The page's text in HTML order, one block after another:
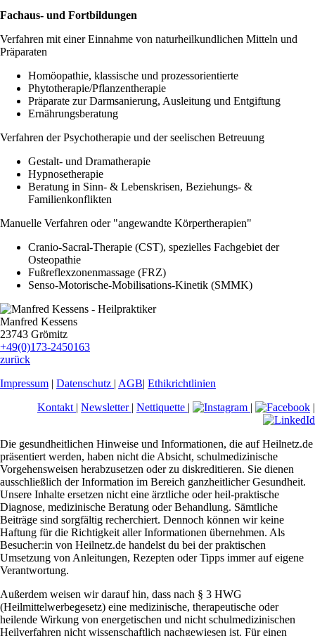
Fachaus- und Fortbildungen
Verfahren mit einer Einnahme von naturheilkundlichen Mitteln und
Präparaten
Homöopathie, klassische und prozessorientierte
Phytotherapie/Pflanzentherapie
Präparate zur Darmsanierung, Ausleitung und Entgiftung
Ernährungsberatung
Verfahren der Psychotherapie und der seelischen Betreuung
Gestalt- und Dramatherapie
Hypnosetherapie
Beratung in Sinn- & Lebenskrisen, Beziehungs- &
Familienkonflikten
Manuelle Verfahren oder "angewandte Körpertherapien"
Cranio-Sacral-Therapie (CST), spezielles Fachgebiet der
Osteopathie
Fußreflexzonenmassage (FRZ)
Senso-Motorische-Mobilisations-Kinetik (SMMK)
Manfred Kessens
23743 Grömitz
+49(0)173-2450163
zurück
Impressum | Datenschutz | AGB| Ethikrichtlinien
Kontakt | Newsletter | Nettiquette | | |
Die gesundheitlichen Hinweise und Informationen, die auf Heilnetz.de
präsentiert werden, haben nicht die Absicht, schulmedizinische
Vorgehensweisen herabzusetzen oder zu diskreditieren. Sie dienen
ausschließlich der Information im Bereich ganzheitlicher Gesundheit.
Unsere Inhalte ersetzen nicht eine ärztliche oder heil-praktische
Diagnose, medizinische Beratung oder Behandlung. Sämtliche
Beiträge sind sorgfältig recherchiert. Dennoch können wir keine
Haftung für die Richtigkeit aller Informationen übernehmen. Als
Besucher:in von Heilnetz.de handelst du bei der praktischen
Umsetzung von Anleitungen, Rezepten oder Tipps immer auf eigene
Verantwortung.
Außerdem weisen wir darauf hin, dass nach § 3 HWG
(Heilmittelwerbegesetz) eine medizinische, therapeutische oder
heilende Wirkung von energetischen und nicht schulmedizinischen
Heilverfahren nicht wissenschaftlich nachgewiesen ist. Für einen